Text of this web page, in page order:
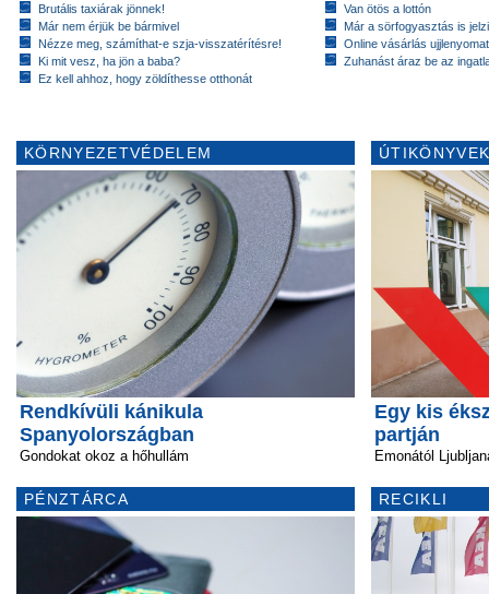
Brutális taxiárak jönnek!
Már nem érjük be bármivel
Nézze meg, számíthat-e szja-visszatérítésre!
Ki mit vesz, ha jön a baba?
Ez kell ahhoz, hogy zöldíthesse otthonát
Van ötös a lottón
Már a sörfogyasztás is
Online vásárlás
Zuhanást áraz be az
KÖRNYEZETVÉDELEM
Rendkívüli kánikula
Spanyolországban
Gondokat okoz a hőhullám
PÉNZTÁRCA
Egy kis
partján
Emonától
RECIKLI